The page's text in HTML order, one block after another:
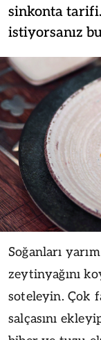
sinkonta
istiyorsanız
Soğanları
zeytinyağını
soteleyin. Çok
salçasını